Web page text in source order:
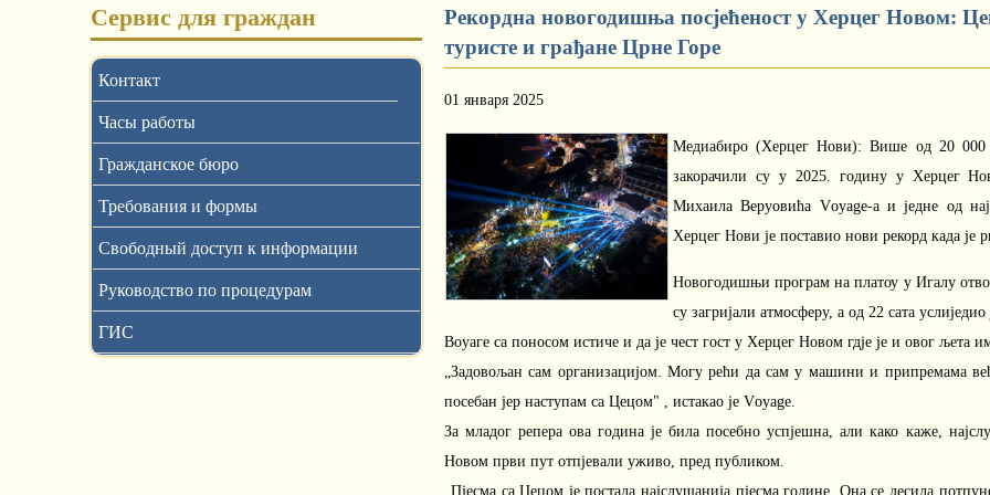
Сервис для граждан
Контакт
Часы работы
Гражданское бюро
Требования и формы
Свободный доступ к информации
Руководство по процедурам
ГИС
Рекордна новогодишња посјећеност у Херцег Новом:
туристе и грађане Црне Горе
01 января 2025
Медиабиро (Херцег Нови): Више од 20 000
закорачили су у 2025. годину у Херцег
Михаила Веруовића Vоyаgе-а и једне од
Херцег Нови је поставио нови рекорд када је
Новогодишњи програм на платоу у Игалу
су загријали атмосферу, а од 22 сата
Воyаге са поносом истиче и да је чест гост у Херцег Новом гдје је и овог љета
„Задовољан сам организацијом. Могу рећи да сам у машини и припремама
посебан јер наступам са Цецом" , истакао је Vоyаgе.
За младог репера ова година је била посебно успјешна, али како каже,
Новом први пут отпјевали уживо, пред публиком.
„Пјесма са Цецом је постала најслушанија пјесма године. Она се десила